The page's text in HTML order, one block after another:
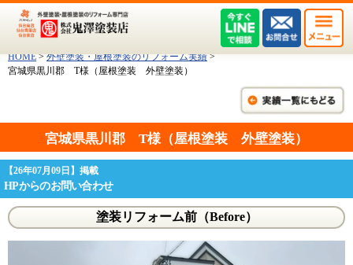
HOME > 外壁塗装・屋根塗装のリフォーム実績 >
宮城県黒川郡 T様（屋根塗装 外壁塗装）
宮城県黒川郡 T様（屋根塗装 外壁塗装）
【26年07月09日】掲載
HPからのお問い合わせ
塗装リフォーム前（Before）